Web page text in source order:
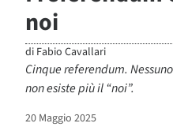
noi
di Fabio Cavallari
Cinque referendum.
non esiste più il “noi”.
20 Maggio 2025